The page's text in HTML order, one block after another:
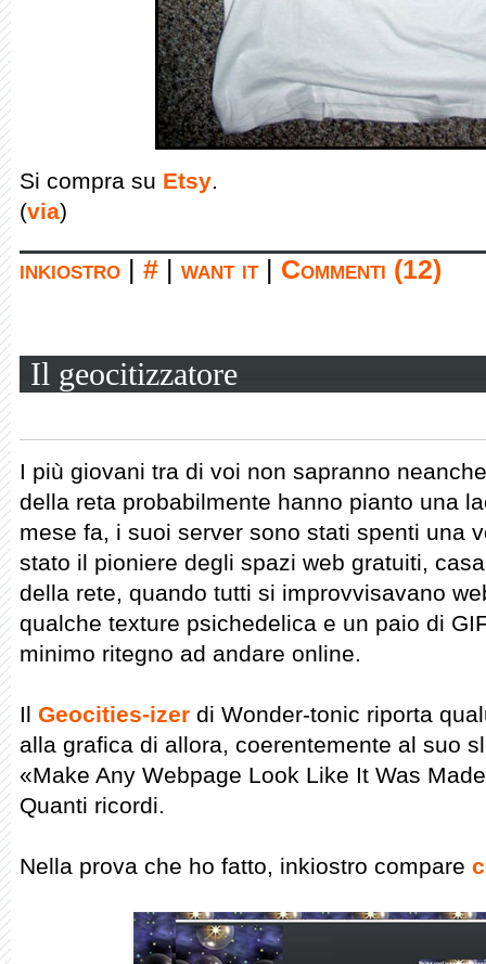
Si compra su Etsy
(via)
inkiostro | # | want it| Commenti (12)
Il geocitizzatore
I più giovani tra di voi non sapranno
della reta probabilmente hanno pianto una
mese fa, i suoi server sono stati spenti una
stato il pioniere degli spazi web gratuiti,
della rete, quando tutti si improvvisavano
qualche texture psichedelica e un paio di
minimo ritegno ad andare online.
Il Geocities-izer di Wonder-tonic riporta
alla grafica di allora, coerentemente al suo
«Make Any Webpage Look Like It Was
Quanti ricordi.
Nella prova che ho fatto, inkiostro compare